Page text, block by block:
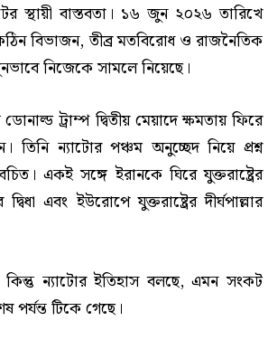
স্থায়ী বাস্তবতা। ১৬ জুন ২০২৬ তারিখে
বিভাজন, তীব্র মতবিরোধ ও রাজনৈতিক
নিজেকে সামলে নিয়েছে।
ট্রাম্প দ্বিতীয় মেয়াদে ক্ষমতায় ফিরে
তিনি ন্যাটোর পঞ্চম অনুচ্ছেদ নিয়ে প্রশ্ন
একই সঙ্গে ইরানকে ঘিরে যুক্তরাষ্ট্রের
এবং ইউরোপে যুক্তরাষ্ট্রের দীর্ঘপাল্লার
ন্যাটোর ইতিহাস বলছে, এমন সংকট
টিকে গেছে।